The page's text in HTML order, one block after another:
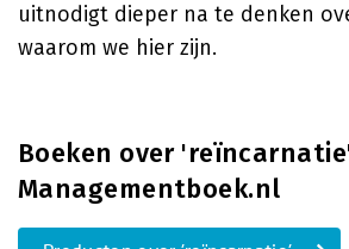
uitnodigt dieper na te denken
waarom we hier zijn.
Boeken over
Managementboek.nl